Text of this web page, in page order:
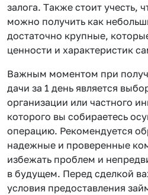
залога. Также стоит учесть,
можно получить как
достаточно крупные,
ценности и характеристик
Важным моментом при
дачи за 1 день является
организации или частного
которого вы собираетесь
операцию. Рекомендуется
надежные и проверенные
избежать проблем и
в будущем. Перед сделкой
условия предоставления